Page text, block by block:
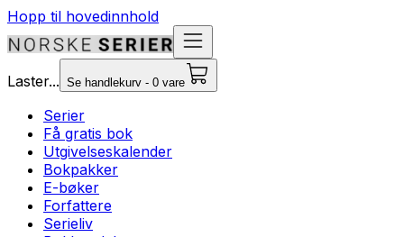
Hopp til hovedinnhold
Laster... Se handlekurv - 0 vare
Serier
Få gratis bok
Utgivelseskalender
Bokpakker
E-bøker
Forfattere
Serieliv